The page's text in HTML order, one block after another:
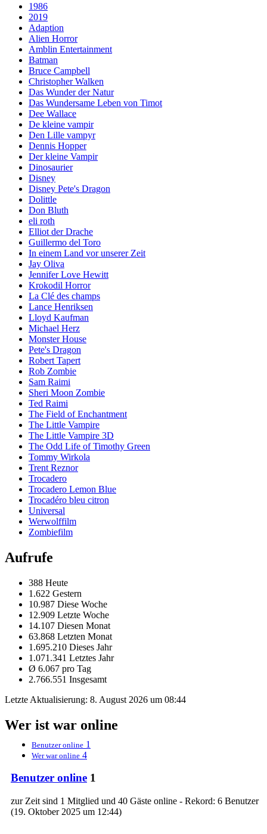
1986
2019
Adaption
Alien Horror
Amblin Entertainment
Batman
Bruce Campbell
Christopher Walken
Das Wunder der Natur
Das Wundersame Leben von Timot
Dee Wallace
De kleine vampir
Den Lille vampyr
Dennis Hopper
Der kleine Vampir
Dinosaurier
Disney
Disney Pete's Dragon
Dolittle
Don Bluth
eli roth
Elliot der Drache
Guillermo del Toro
In einem Land vor unserer Zeit
Jay Oliva
Jennifer Love Hewitt
Krokodil Horror
La Clé des champs
Lance Henriksen
Lloyd Kaufman
Michael Herz
Monster House
Pete's Dragon
Robert Tapert
Rob Zombie
Sam Raimi
Sheri Moon Zombie
Ted Raimi
The Field of Enchantment
The Little Vampire
The Little Vampire 3D
The Odd Life of Timothy Green
Tommy Wirkola
Trent Reznor
Trocadero
Trocadero Lemon Blue
Trocadéro bleu citron
Universal
Werwolffilm
Zombiefilm
Aufrufe
388 Heute
1.622 Gestern
10.987 Diese Woche
12.909 Letzte Woche
14.107 Diesen Monat
63.868 Letzten Monat
1.695.210 Dieses Jahr
1.071.341 Letztes Jahr
Ø 6.067 pro Tag
2.766.551 Insgesamt
Letzte Aktualisierung: 8. August 2026 um 08:44
Wer ist war online
Benutzer online 1
Wer war online 4
Benutzer online 1
zur Zeit sind 1 Mitglied und 40 Gäste online - Rekord: 6 Benutzer
(19. Oktober 2025 um 12:44)